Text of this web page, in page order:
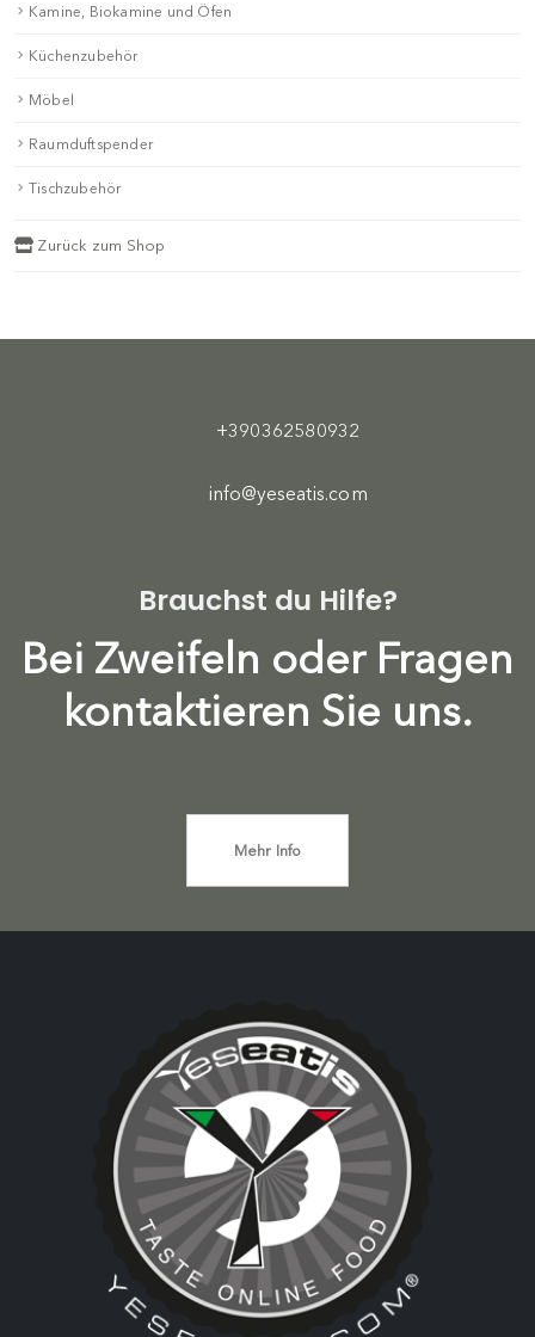
Kamine, Biokamine und Öfen
Küchenzubehör
Möbel
Raumduftspender
Tischzubehör
Zurück zum Shop
+390362580932
info@yeseatis.com
Brauchst du Hilfe?
Bei Zweifeln oder Fragen
kontaktieren Sie uns.
Mehr Info